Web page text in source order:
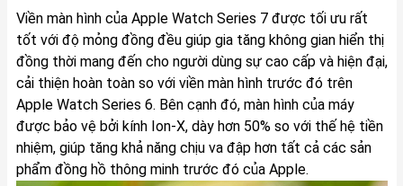
Viền màn hình của Apple Watch Series 7 được tối ưu rất
tốt với độ mỏng đồng đều giúp gia tăng không gian hiển thị
đồng thời mang đến cho người dùng sự cao cấp và hiện đại,
cải thiện hoàn toàn so với viền màn hình trước đó trên
Apple Watch Series 6. Bên cạnh đó, màn hình của máy
được bảo vệ bởi kính Ion-X, dày hơn 50% so với thế hệ tiền
nhiệm, giúp tăng khả năng chịu va đập hơn tất cả các sản
phẩm đồng hồ thông minh trước đó của Apple.